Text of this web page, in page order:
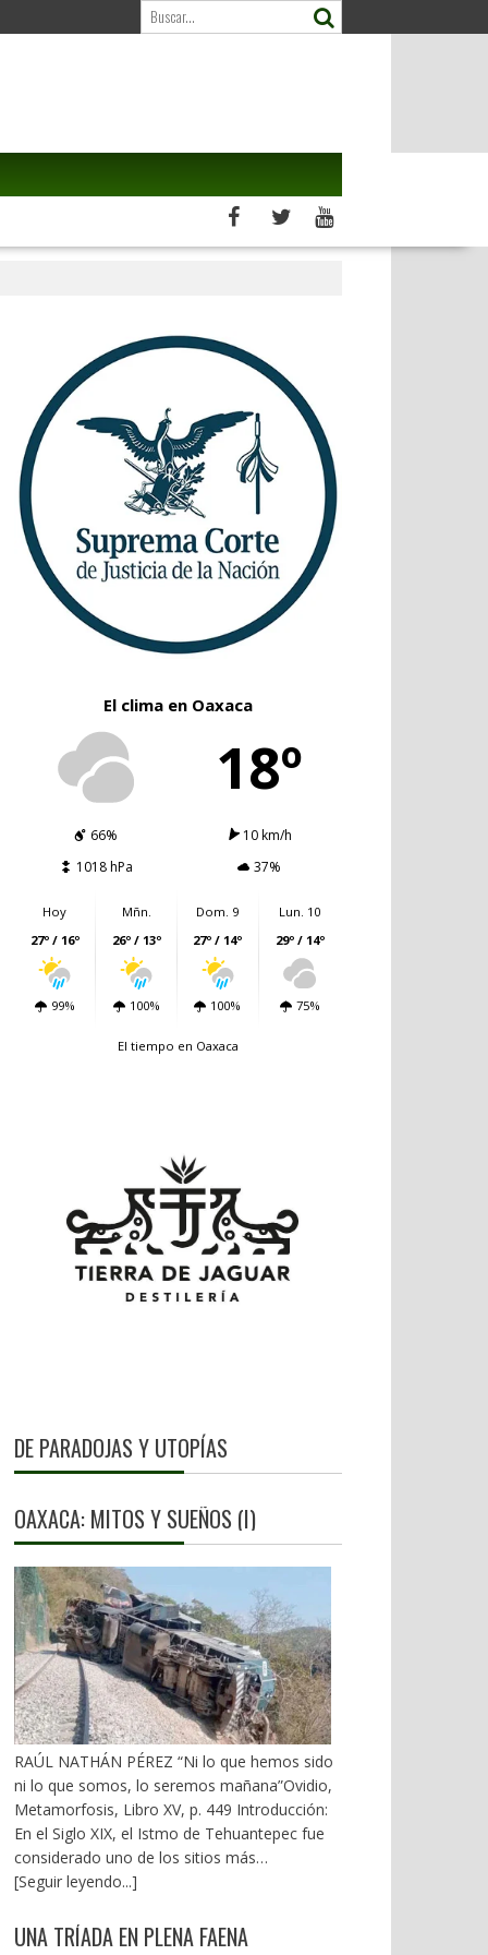
El clima en Oaxaca
18º
66%
10 km/h
1018 hPa
37%
Hoy
27º / 16º
99%
Mñn.
26º / 13º
100%
Dom. 9
27º / 14º
100%
Lun. 10
29º / 14º
75%
El tiempo en Oaxaca
DE PARADOJAS Y UTOPÍAS
OAXACA: MITOS Y SUEÑOS (I)
RAÚL NATHÁN PÉREZ “Ni lo que hemos sido
ni lo que somos, lo seremos mañana”Ovidio,
Metamorfosis, Libro XV, p. 449 Introducción:
En el Siglo XIX, el Istmo de Tehuantepec fue
considerado uno de los sitios más
estratégicos a nivel mundial. En la mira de los
emanados del PRI iniciaron una serie de
[Seguir leyendo...]
UNA TRÍADA EN PLENA FAENA